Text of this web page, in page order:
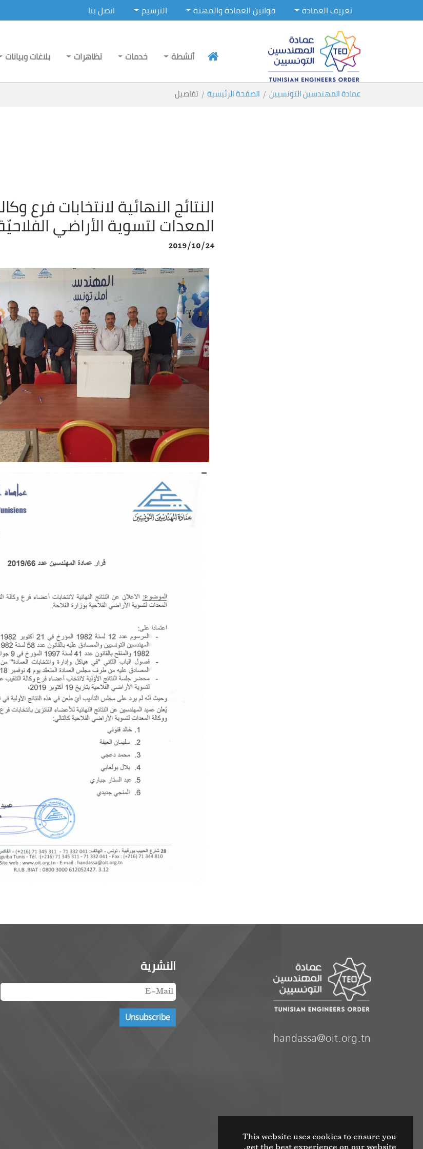
This website uses cookies to ensure you
Skip to main content
تعريف العمادة قوانين العمادة والمهنة الترسيم اتصل بنا
أنشطة خدمات تظاهرات بلاغات وبيانات
You are here:
عمادة المهندسين التونسيين الصفحة الرئيسية تفاصيل
النتائج النهائية لانتخابات فرع
المعدات لتسوية الأراضي
2019/10/24
handassa@oit.org.tn
النشرية